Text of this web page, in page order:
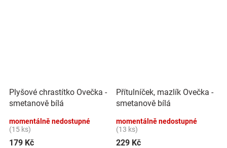
Plyšové chrastítko Ovečka -
smetanově bílá
momentálně nedostupné
(15 ks)
179 Kč
Přítulníček, mazlík Ovečka -
smetanově bílá
momentálně nedostupné
(13 ks)
229 Kč